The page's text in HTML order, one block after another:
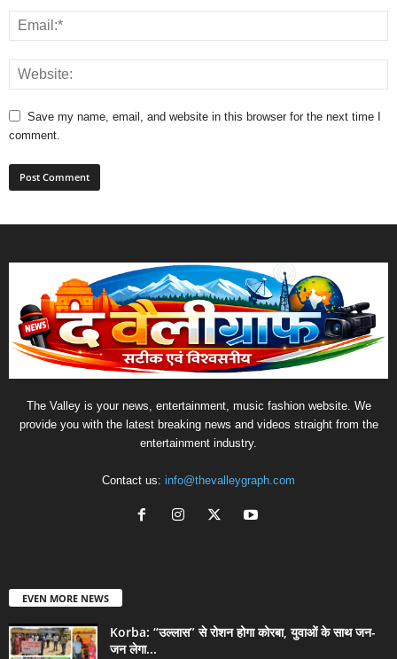
Save my name, email, and website in this browser for the next time I
comment.
The Valley is your news, entertainment, music fashion website. We
provide you with the latest breaking news and videos straight from the
entertainment industry.
Contact us: info@thevalleygraph.com
EVEN MORE NEWS
Korba: “उल्लास” से रोशन होगा कोरबा, युवाओं के साथ जन-
जन लेगा...